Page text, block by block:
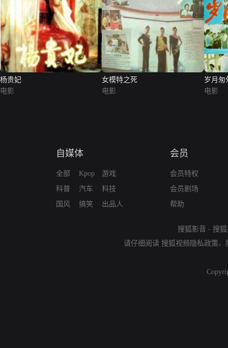
杨贵妃
电影
女模特之死
电影
岁月匆
电影
自媒体
全部
科普
国风
Kpop
汽车
搞笑
游戏
科技
出品人
会员
会员特权
会员剧场
帮助
搜狐影音 - 搜
请仔细阅读 搜狐视频隐私政策、